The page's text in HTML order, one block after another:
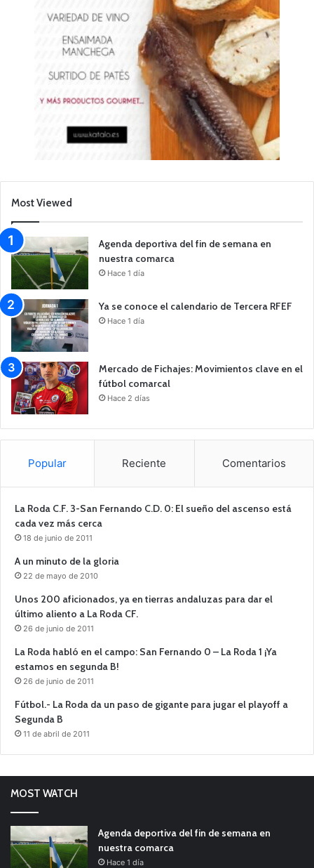
Most Viewed
Agenda deportiva del fin de semana en
nuestra comarca
Hace 1 día
Ya se conoce el calendario de Tercera RFEF
Hace 1 día
Mercado de Fichajes: Movimientos clave en el
fútbol comarcal
Hace 2 días
Popular Reciente Comentarios
La Roda C.F. 3-San Fernando C.D. 0: El sueño del ascenso está
cada vez más cerca
18 de junio de 2011
A un minuto de la gloria
22 de mayo de 2010
Unos 200 aficionados, ya en tierras andaluzas para dar el
último aliento a La Roda CF.
26 de junio de 2011
La Roda habló en el campo: San Fernando 0 – La Roda 1 ¡Ya
estamos en segunda B!
26 de junio de 2011
Fútbol.- La Roda da un paso de gigante para jugar el playoff a
Segunda B
11 de abril de 2011
MOST WATCH
Agenda deportiva del fin de semana en
nuestra comarca
Hace 1 día